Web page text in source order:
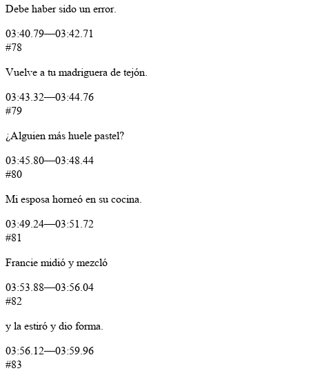
Debe haber sido un error.
03:40.79—03:42.71
#78
Vuelve a tu madriguera de tejón.
03:43.32—03:44.76
#79
¿Alguien más huele pastel?
03:45.80—03:48.44
#80
Mi esposa horneó en su cocina.
03:49.24—03:51.72
#81
Francie midió y mezcló
03:53.88—03:56.04
#82
y la estiró y dio forma.
03:56.12—03:59.96
#83